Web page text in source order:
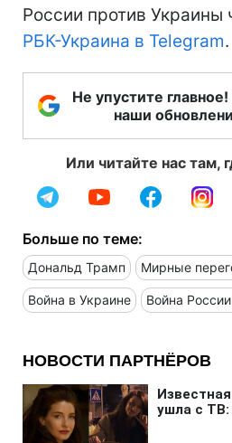
России против Украины
РБК-Украина в Telegram.
Не упустите
наши
Или читайте нас там,
Больше по теме:
Дональд Трамп Мирные
Война в Украине Война